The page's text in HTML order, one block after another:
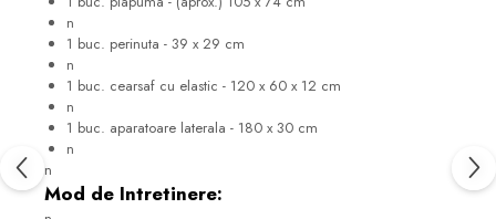
n
1 buc. perinuta - 39 x 29 cm
n
1 buc. cearsaf cu elastic - 120 x 60 x 12 cm
n
1 buc. aparatoare laterala - 180 x 30 cm
n
n
Mod de Intretinere: